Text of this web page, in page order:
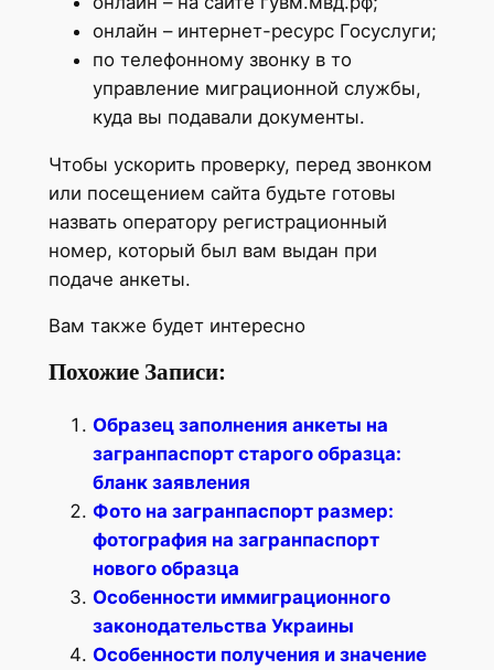
онлайн – интернет-ресурс Госуслуги;
по телефонному звонку в то
управление миграционной службы,
куда вы подавали документы.
Чтобы ускорить проверку, перед звонком
или посещением сайта будьте готовы
назвать оператору регистрационный
номер, который был вам выдан при
подаче анкеты.
Вам также будет интересно
Похожие Записи:
Образец заполнения анкеты на
загранпаспорт старого образца:
бланк заявления
Фото на загранпаспорт размер:
фотография на загранпаспорт
нового образца
Особенности иммиграционного
законодательства Украины
Особенности получения и значение